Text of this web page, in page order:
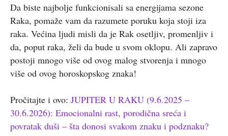
Da biste najbolje funkcionisali sa energijama sezone
Raka, pomaže vam da razumete poruku koja stoji iza
raka. Većina ljudi misli da je Rak osetljiv, promenljiv i
da, poput raka, želi da bude u svom oklopu. Ali zapravo
postoji mnogo više od ovog malog stvorenja i mnogo
više od ovog horoskopskog znaka!
Pročitajte i ovo: JUPITER U RAKU (9.6.2025 –
30.6.2026): Emocionalni rast, porodična sreća i
povratak duši – šta donosi svakom znaku i podznaku?